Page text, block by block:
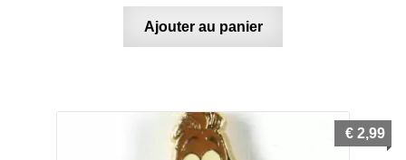
Ajouter au panier
€ 2,99